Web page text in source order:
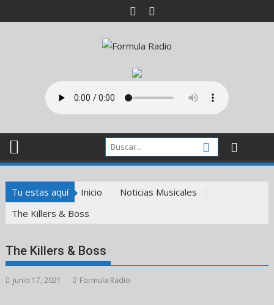
al
Tu estas aquí Inicio
Noticias Musicales
The Killers & Boss
The Killers & Boss
junio 17, 2021 Formula Radio